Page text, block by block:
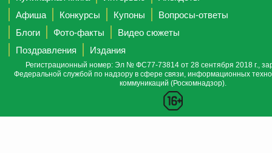
Афиша
Конкурсы Купоны
Вопросы-ответы
Блоги
Фото-факты
Видео сюжеты
Поздравления
Издания
Регистрационный номер: Эл № ФС77-73814 от 28 сентября 2018 г.,
Федеральной службой по надзору в сфере связи, информационных
коммуникаций (Роскомнадзор).